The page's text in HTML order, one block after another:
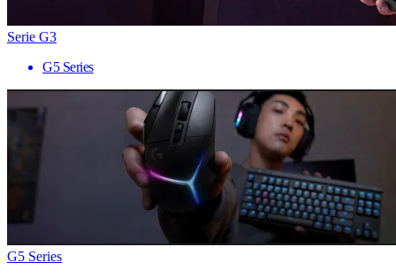
Serie G3
G5 Series
G5 Series